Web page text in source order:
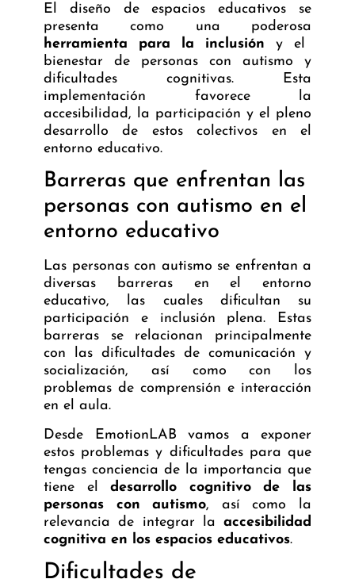
El diseño de espacios educativos se
presenta como una poderosa
herramienta para la inclusión y el
bienestar de personas con autismo y
dificultades cognitivas. Esta
implementación favorece la
accesibilidad, la participación y el pleno
desarrollo de estos colectivos en el
entorno educativo.
Barreras que enfrentan las
personas con autismo en el
entorno educativo
Las personas con autismo se enfrentan a
diversas barreras en el entorno
educativo, las cuales dificultan su
participación e inclusión plena. Estas
barreras se relacionan principalmente
con las dificultades de comunicación y
socialización, así como con los
problemas de comprensión e interacción
en el aula.
Desde EmotionLAB vamos a exponer
estos problemas y dificultades para que
tengas conciencia de la importancia que
tiene eldesarrollo cognitivo de las
personas con autismo, así como la
relevancia de integrar la accesibilidad
cognitiva en los espacios educativos.
Dificultades de